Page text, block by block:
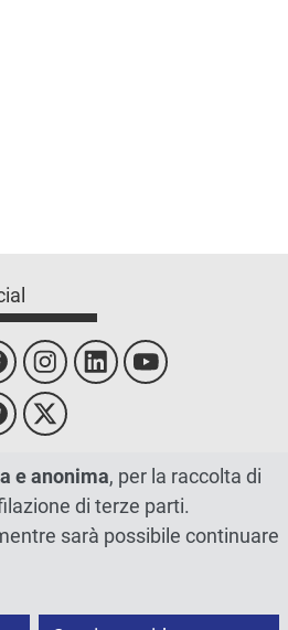
e anonima, per la raccolta di
di terze parti.
sarà possibile continuare